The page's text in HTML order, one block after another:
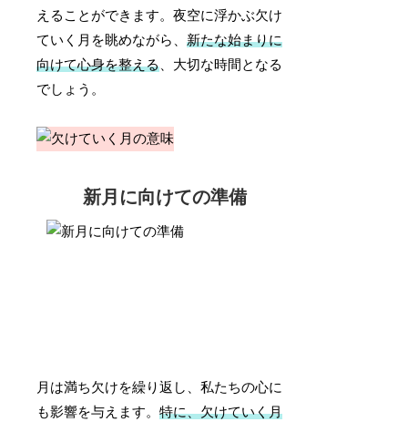
えることができます。夜空に浮かぶ欠け
ていく月を眺めながら、新たな始まりに
向けて心身を整える、大切な時間となる
でしょう。
新月に向けての準備
月は満ち欠けを繰り返し、私たちの心に
も影響を与えます。特に、欠けていく月